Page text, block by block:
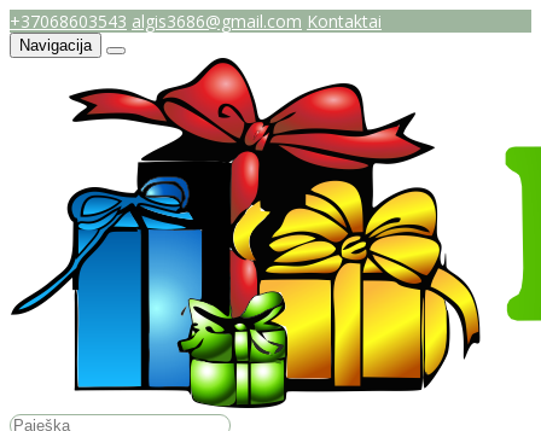
+37068603543 algis3686@gmail.com Kontaktai
Navigacija